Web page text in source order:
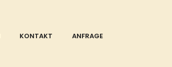
KONTAKT ANFRAGE